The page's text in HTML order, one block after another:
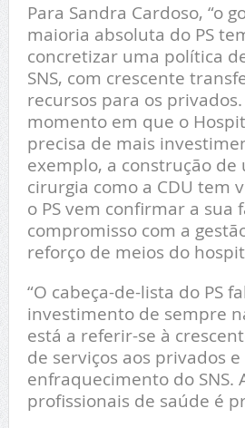
Para Sandra Cardoso, “o
maioria absoluta do PS
concretizar uma política
SNS, com crescente
recursos para os
momento em que o
precisa de mais
exemplo, a construção de
cirurgia como a CDU tem
o PS vem confirmar a sua
compromisso com a
reforço de meios do
“O cabeça-de-lista do PS
investimento de sempre
está a referir-se à
de serviços aos privados
enfraquecimento do SNS.
profissionais de saúde é